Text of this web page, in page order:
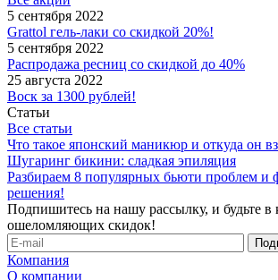
5 сентября 2022
Grattol гель-лаки со скидкой 20%!
5 сентября 2022
Распродажа ресниц со скидкой до 40%
25 августа 2022
Воск за 1300 рублей!
Статьи
Все статьи
Что такое японский маникюр и откуда он
Шугаринг бикини: сладкая эпиляция
Разбираем 8 популярных бьюти проблем и
решения!
Подпишитесь на нашу рассылку, и будьте в
ошеломляющих скидок!
Компания
О компании